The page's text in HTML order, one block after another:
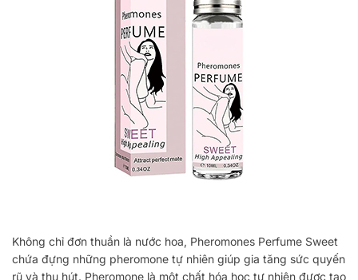
Không chỉ đơn thuần là nước hoa, Pheromones Perfume Sweet
chứa đựng những pheromone tự nhiên giúp gia tăng sức quyến
rũ và thu hút. Pheromone là một chất hóa học tự nhiên được tạo